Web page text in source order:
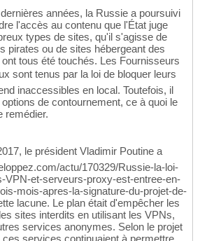
années, la Russie a poursuivi
l'accès au contenu que l'État juge
types de sites, qu'il s'agisse de
pirates ou de sites hébergeant des
tous été touchés. Les Fournisseurs
sont tenus par la loi de bloquer leurs
inaccessibles en local. Toutefois, il
de contournement, ce à quoi le
remédier.
le président Vladimir Poutine a
actu/170329/Russie-la-loi-
VPN-et-serveurs-proxy-est-entree-en-
mois-apres-la-signature-du-projet-de-
lacune. Le plan était d'empêcher les
sites interdits en utilisant les VPNs,
services anonymes. Selon le projet